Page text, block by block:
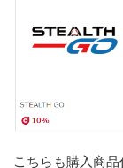
こちらも購入商